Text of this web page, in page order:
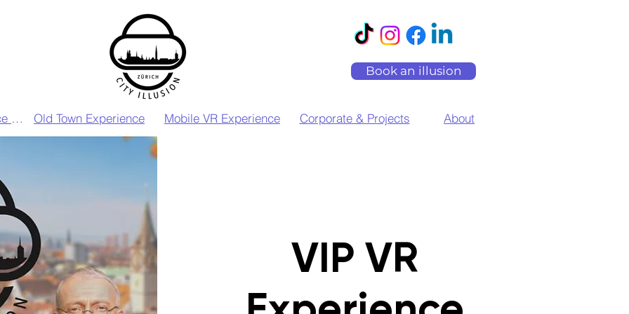
VIP VR Experience Zurich
Book an illusion
Old Town Experience Mobile VR Experience Corporate & Projects About
VIP VR